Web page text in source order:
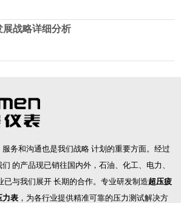
战略详细分析
务和沟通也是我们战略 计划的重要方面。经过
的产品现已销往国内外，石油、化工、电力、
已与我们展开 长期的合作。专业研发制造超压疲
力表 ，为各行业提供精准可靠的压力测试解决方